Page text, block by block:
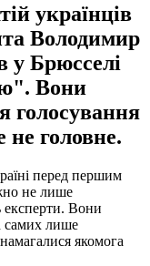
українців
Володимир
у Брюсселі
Вони
голосування
не головне.
перед першим
не лише
експерти. Вони
самих лише
якомога